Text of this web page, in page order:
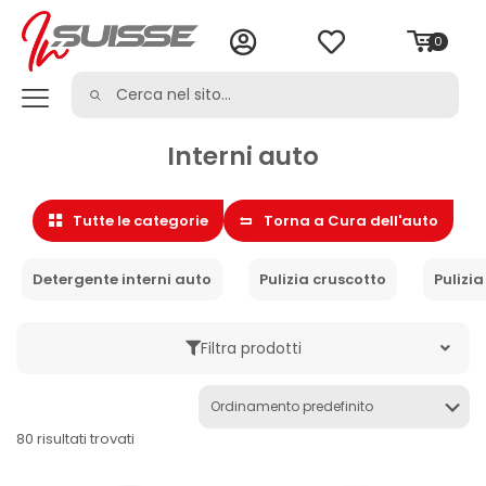
0
Interni auto
Tutte le categorie Torna a Cura dell'auto
Detergente interni auto Pulizia cruscotto
Filtra prodotti
80 risultati trovati